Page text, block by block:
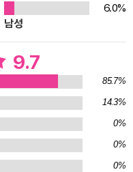
계를 유지한다. 체코슬로바
하기 어려운 상황이 계속
을 계속하는 것. 그와 그의
를 드나들며 물심양면으로
2의 조국으로 삼는다. 그렇
에 걸쳐 여러 국경을 넘나
가 사랑한 유럽이라는 환
스에서 ‘트렌
6.0%
남성
9.7
85.7%
14.3%
0%
0%
0%